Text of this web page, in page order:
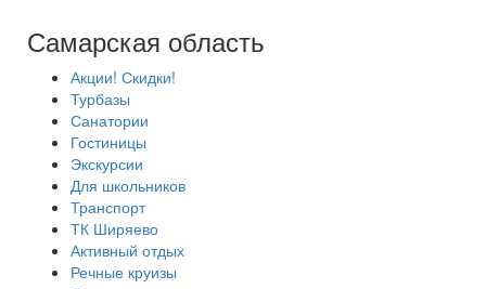
Самарская область
Акции! Скидки!
Турбазы
Санатории
Гостиницы
Экскурсии
Для школьников
Транспорт
ТК Ширяево
Активный отдых
Речные круизы